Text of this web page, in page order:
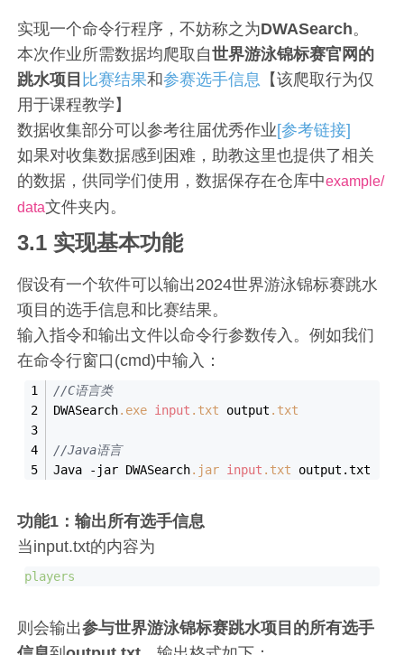
实现一个命令行程序，不妨称之为DWASearch。
本次作业所需数据均爬取自世界游泳锦标赛官网的
跳水项目 比赛结果和参赛选手信息
【该爬取行为仅
用于课程教学】
数据收集部分可以参考往届优秀作业[参考链接]
如果对收集数据感到困难，助教这里也提供了相关
的数据，供同学们使用，数据保存在仓库中example/
data文件夹内。
3.1 实现基本功能
假设有一个软件可以输出2024世界游泳锦标赛跳水
项目的选手信息和比赛结果。
输入指令和输出文件以命令行参数传入。例如我们
在命令行窗口(cmd)中输入：
//C语言类
DWASearch.exe input .txt output .txt
//Java语言
Java -jar DWASearch.jar input .txt output.txt
功能1：输出所有选手信息
当input.txt的内容为
players
则会输出参与世界游泳锦标赛跳水项目的所有选手